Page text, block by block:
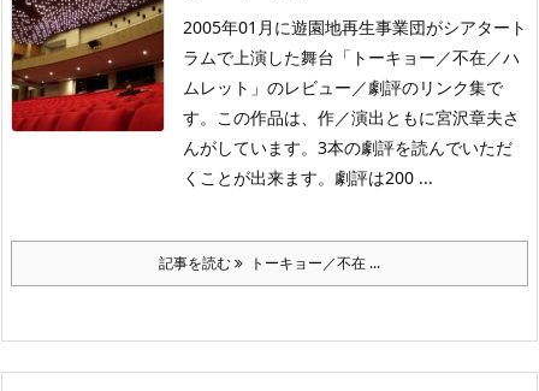
2005年01月に遊園地再生事業団がシアタート
ラムで上演した舞台「トーキョー／不在／ハ
ムレット」のレビュー／劇評のリンク集で
す。この作品は、作／演出ともに宮沢章夫さ
んがしています。3本の劇評を読んでいただ
くことが出来ます。劇評は200 ...
記事を読む トーキョー／不在 ...